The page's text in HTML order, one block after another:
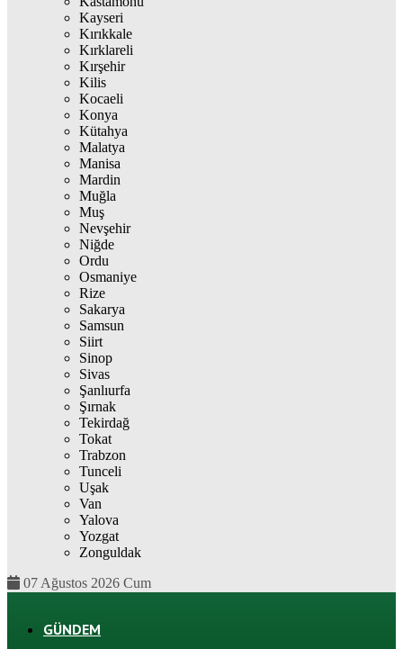
Kayseri
Kırıkkale
Kırklareli
Kırşehir
Kilis
Kocaeli
Konya
Kütahya
Malatya
Manisa
Mardin
Muğla
Muş
Nevşehir
Niğde
Ordu
Osmaniye
Rize
Sakarya
Samsun
Siirt
Sinop
Sivas
Şanlıurfa
Şırnak
Tekirdağ
Tokat
Trabzon
Tunceli
Uşak
Van
Yalova
Yozgat
Zonguldak
07 Ağustos 2026 Cum
GÜNDEM